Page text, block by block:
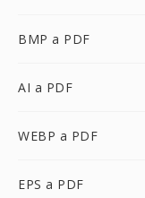
BMP a PDF
AI a PDF
WEBP a PDF
EPS a PDF